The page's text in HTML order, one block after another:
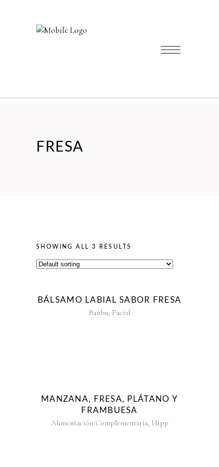
FRESA
SHOWING ALL 3 RESULTS
BÁLSAMO LABIAL SABOR FRESA
Banbu, Facial
MANZANA, FRESA, PLÁTANO Y
FRAMBUESA
Alimentación Complementaria, Hipp